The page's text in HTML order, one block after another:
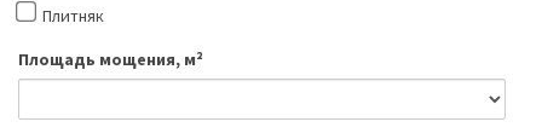
Плитняк
Площадь мощения, м²